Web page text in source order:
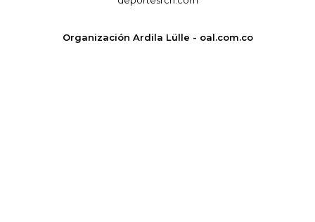
Organización Ardila Lülle - oal.com.co